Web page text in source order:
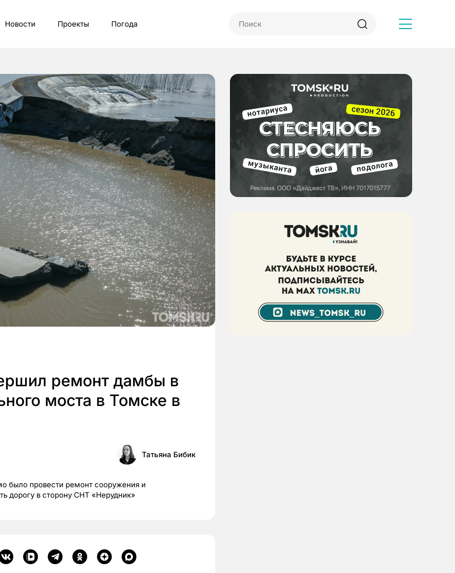
Новости Проекты Погода
ремонт дамбы в
моста в Томске в
Татьяна Бибик
было провести ремонт сооружения и
дорогу в сторону СНТ «Нерудник»